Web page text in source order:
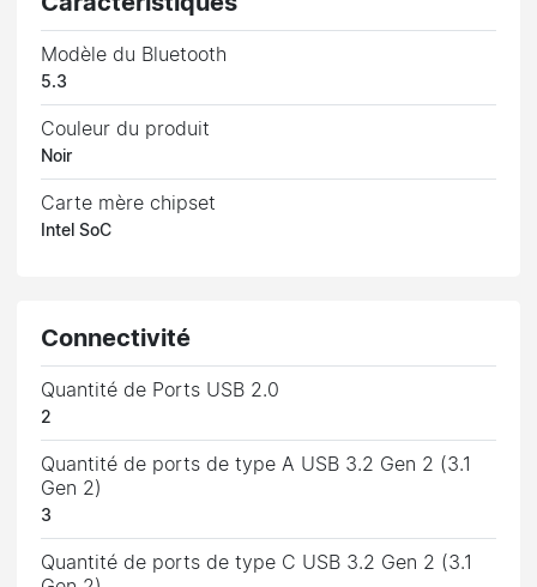
Modèle du Bluetooth
5.3
Couleur du produit
Noir
Carte mère chipset
Intel SoC
Connectivité
Quantité de Ports USB 2.0
2
Quantité de ports de type A USB 3.2 Gen 2 (3.1
Gen 2)
3
Quantité de ports de type C USB 3.2 Gen 2 (3.1